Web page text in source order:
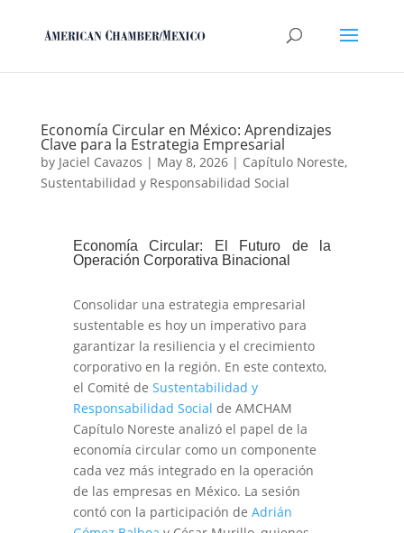
Economía Circular en México: Aprendizajes
Clave para la Estrategia Empresarial
by Jaciel Cavazos | May 8, 2026| Capítulo Noreste,
Sustentabilidad y Responsabilidad Social
Economía Circular: El Futuro de la
Operación Corporativa Binacional
Consolidar una estrategia empresarial
sustentable es hoy un imperativo para
garantizar la resiliencia y el crecimiento
corporativo en la región. En este contexto,
el Comité de Sustentabilidad y
Responsabilidad Social de AMCHAM
Capítulo Noreste analizó el papel de la
economía circular como un componente
cada vez más integrado en la operación
de las empresas en México. La sesión
contó con la participación de Adrián